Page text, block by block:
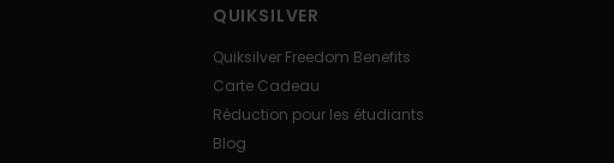
QUIKSILVER
Quiksilver Freedom Benefits
Carte Cadeau
Réduction pour les étudiants
Blog